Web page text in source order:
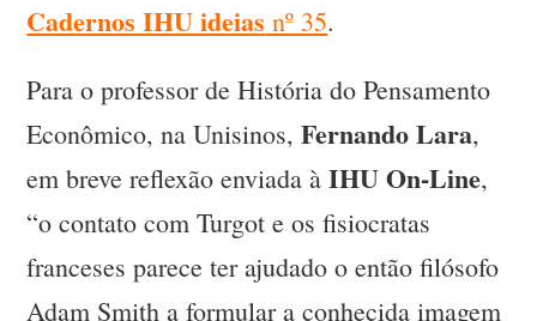
Cadernos IHU ideias nº 35.
Para o professor de História do Pensamento
Econômico, na Unisinos,Fernando Lara,
em breve reflexão enviada àIHU On-Line,
“o contato com Turgot e os fisiocratas
franceses parece ter ajudado o então filósofo
Adam Smith a formular a conhecida imagem